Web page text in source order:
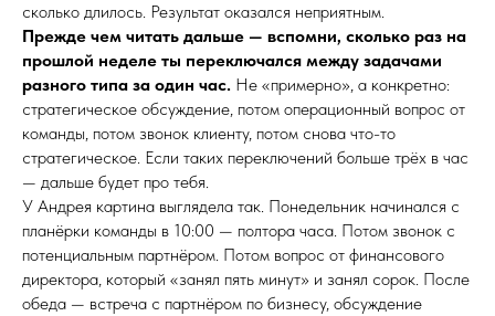
сколько длилось. Результат оказался неприятным.
Прежде чем читать дальше — вспомни, сколько раз на
прошлой неделе ты переключался между задачами
разного типа за один час. Не «примерно», а конкретно:
стратегическое обсуждение, потом операционный вопрос от
команды, потом звонок клиенту, потом снова что-то
стратегическое. Если таких переключений больше трёх в час
— дальше будет про тебя.
У Андрея картина выглядела так. Понедельник начинался с
планёрки команды в 10:00 — полтора часа. Потом звонок с
потенциальным партнёром. Потом вопрос от финансового
директора, который «занял пять минут» и занял сорок. После
обеда — встреча с партнёром по бизнесу, обсуждение